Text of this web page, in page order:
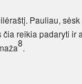
Pauliau,
reikia padaryti ir
8.